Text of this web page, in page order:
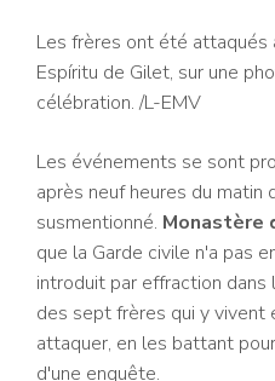
Les frères ont été attaqués
Espíritu de Gilet, sur une
célébration. /L-EMV
Les événements se sont
après neuf heures du matin
susmentionné. Monastère
que la Garde civile n'a pas
introduit par effraction
des sept frères qui y vivent
attaquer, en les battant
d'une enquête.